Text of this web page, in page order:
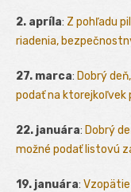
2. apríla: Z pohľadu
riadenia,
27. marca: Dobrý
podať na ktorejkoľvek
22. januára: Dobrý
možné podať listovú
19. januára: Vzopätie